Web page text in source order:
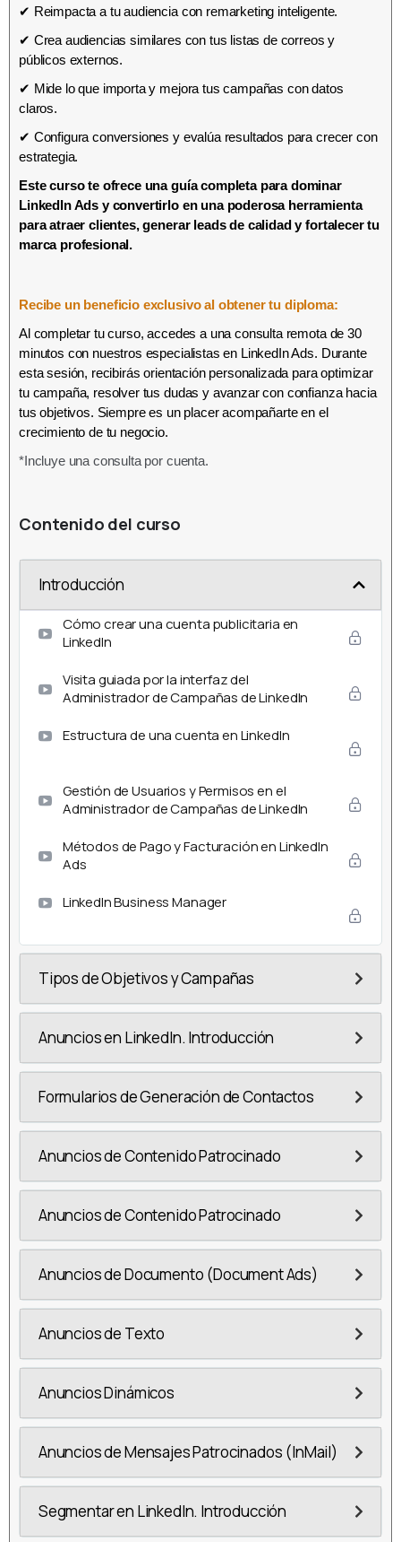
✔ Reimpacta a tu audiencia con remarketing inteligente.
✔ Crea audiencias similares con tus listas de correos y
públicos externos.
✔ Mide lo que importa y mejora tus campañas con datos
claros.
✔ Configura conversiones y evalúa resultados para crecer con
estrategia.
Este curso te ofrece una guía completa para dominar
LinkedIn Ads y convertirlo en una poderosa herramienta
para atraer clientes, generar leads de calidad y fortalecer tu
marca profesional.
Recibe un beneficio exclusivo al obtener tu diploma:
Al completar tu curso, accedes a una consulta remota de 30
minutos con nuestros especialistas en LinkedIn Ads. Durante
esta sesión, recibirás orientación personalizada para optimizar
tu campaña, resolver tus dudas y avanzar con confianza hacia
tus objetivos. Siempre es un placer acompañarte en el
crecimiento de tu negocio.
*Incluye una consulta por cuenta.
Contenido del curso
Introducción
Cómo crear una cuenta publicitaria en
LinkedIn
Visita guiada por la interfaz del
Administrador de Campañas de LinkedIn
Estructura de una cuenta en LinkedIn
Gestión de Usuarios y Permisos en el
Administrador de Campañas de LinkedIn
Métodos de Pago y Facturación en LinkedIn
Ads
LinkedIn Business Manager
Tipos de Objetivos y Campañas
Anuncios en LinkedIn. Introducción
Formularios de Generación de Contactos
Anuncios de Contenido Patrocinado
Anuncios de Contenido Patrocinado
Anuncios de Documento (Document Ads)
Anuncios de Texto
Anuncios Dinámicos
Anuncios de Mensajes Patrocinados (InMail)
Segmentar en LinkedIn. Introducción